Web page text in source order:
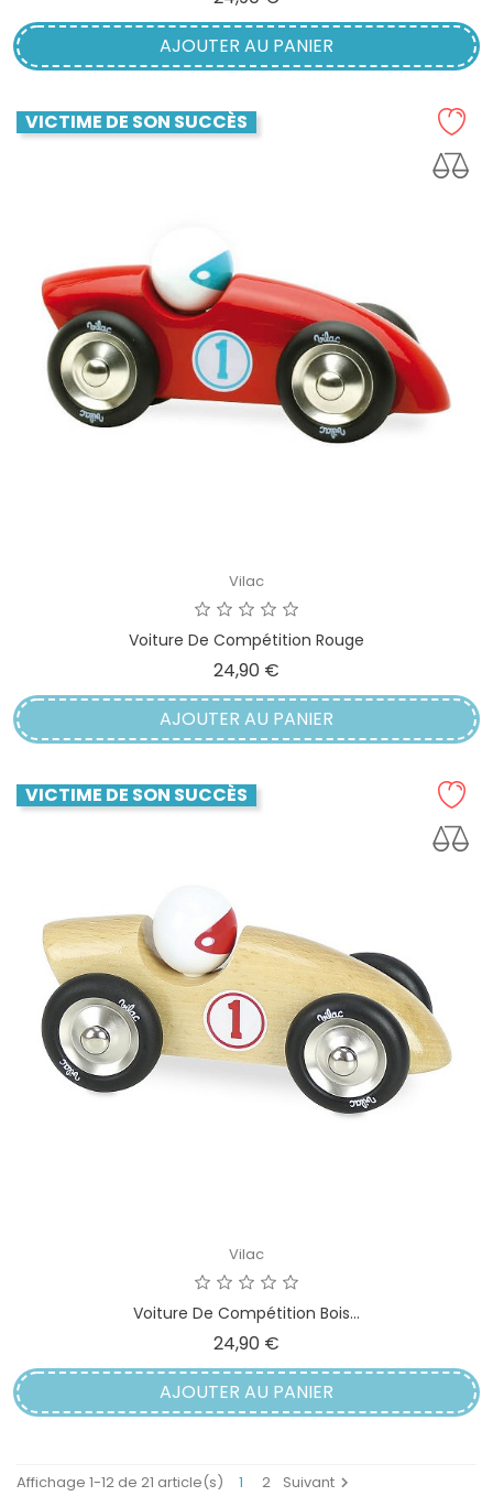
AJOUTER AU PANIER
VICTIME DE SON SUCCÈS
Vilac
Voiture De Compétition Rouge
24,90 €
AJOUTER AU PANIER
VICTIME DE SON SUCCÈS
Vilac
Voiture De Compétition Bois...
24,90 €
AJOUTER AU PANIER
Affichage 1-12 de 21 article(s) 1 2 Suivant 